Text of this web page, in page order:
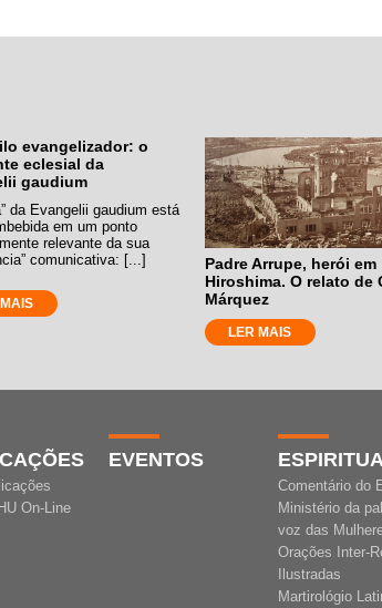
evangelizador: o
eclesial da
gaudium
da Evangelii gaudium está
em um ponto
relevante da sua
comunicativa: [...]
Padre Arrupe, herói em
Hiroshima. O relato de
Márquez
LER MAIS
On-Line
EVENTOS
Comentário do
Ministério da
voz das
Orações Inter-
Ilustradas
Martirológio